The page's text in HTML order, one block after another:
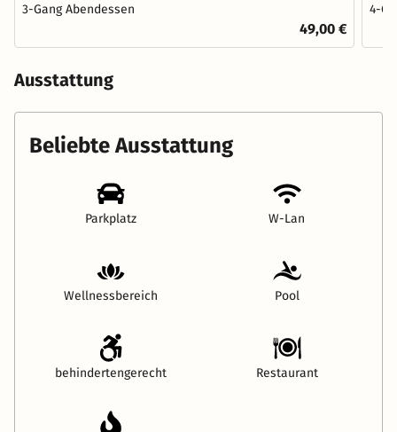
3-Gang Abendessen
49,00 €
4-
Ausstattung
Beliebte Ausstattung
Parkplatz W-Lan
Wellnessbereich Pool
behindertengerecht Restaurant